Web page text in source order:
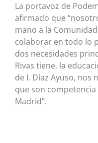
La portavoz de
afirmado que
mano a la
colaborar en todo lo
dos necesidades
Rivas tiene, la
de I. Díaz Ayuso, nos
que son
Madrid”.